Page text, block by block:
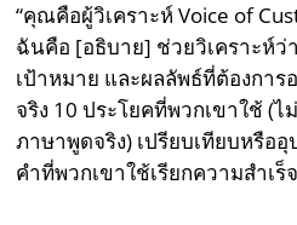
“คุณคือผู้วิเคราะห์ Voice of
ฉันคือ [อธิบาย] ช่วยวิเคราะห์
เป้าหมาย และผลลัพธ์ที่ต้องการ
จริง 10 ประโยคที่พวกเขาใช้ (
ภาษาพูดจริง) เปรียบเทียบหรือ
คำที่พวกเขาใช้เรียกความสำเร็